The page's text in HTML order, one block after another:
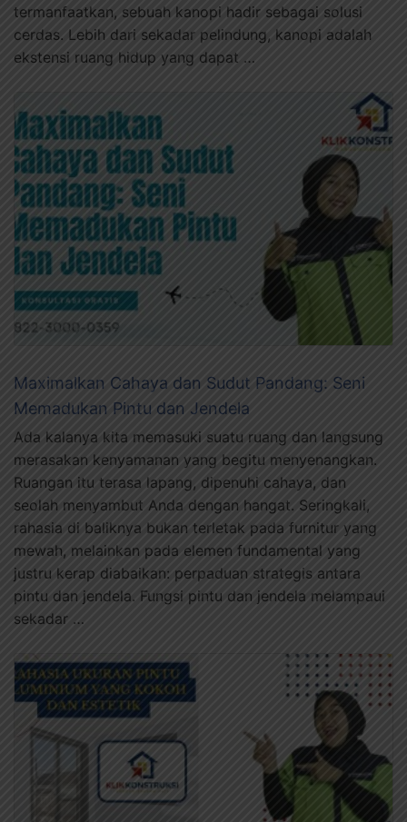
termanfaatkan, sebuah kanopi hadir sebagai solusi
cerdas. Lebih dari sekadar pelindung, kanopi adalah
ekstensi ruang hidup yang dapat …
Maximalkan Cahaya dan Sudut Pandang: Seni
Memadukan Pintu dan Jendela
Ada kalanya kita memasuki suatu ruang dan langsung
merasakan kenyamanan yang begitu menyenangkan.
Ruangan itu terasa lapang, dipenuhi cahaya, dan
seolah menyambut Anda dengan hangat. Seringkali,
rahasia di baliknya bukan terletak pada furnitur yang
mewah, melainkan pada elemen fundamental yang
justru kerap diabaikan: perpaduan strategis antara
pintu dan jendela. Fungsi pintu dan jendela melampaui
sekadar …